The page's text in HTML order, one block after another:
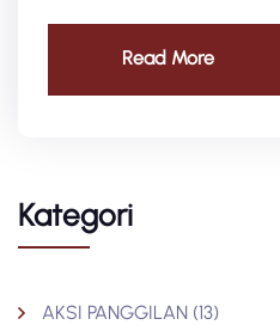
Read More
Kategori
AKSI PANGGILAN (13)